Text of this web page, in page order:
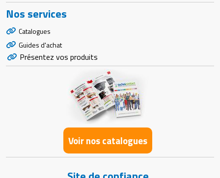
Nos services
Catalogues
Guides d'achat
Présentez vos produits
Voir nos catalogues